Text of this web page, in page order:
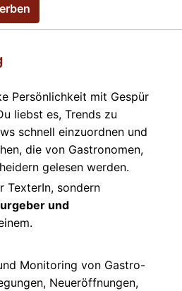
Persönlichkeit mit Gespür
liebst es, Trends zu
schnell einzuordnen und
die von Gastronomen,
gelesen werden.
TexterIn, sondern
und
Monitoring von Gastro-
Neueröffnungen,